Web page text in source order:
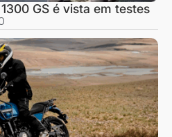
GS é vista em testes